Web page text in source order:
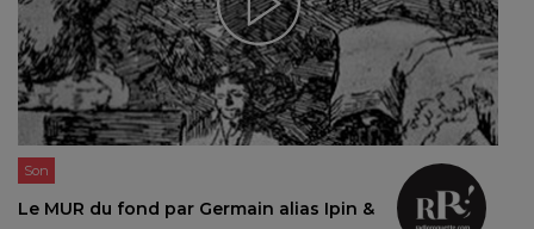
Son
Le MUR du fond par Germain alias Ipin &